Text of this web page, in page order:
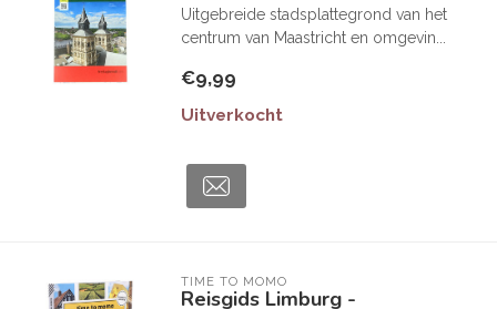
Uitgebreide stadsplattegrond van het
centrum van Maastricht en omgevin...
€9,99
Uitverkocht
TIME TO MOMO
Reisgids Limburg -